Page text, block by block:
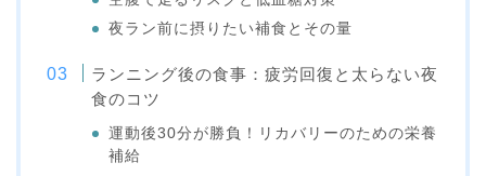
夜ラン前に摂りたい補食とその量
ランニング後の食事：疲労回復と太らない夜
食のコツ
運動後30分が勝負！リカバリーのための栄養
補給